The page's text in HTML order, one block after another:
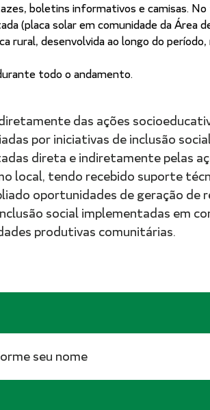
boletins informativos e camisas.
(placa solar em comunidade da Área
rural, desenvolvida ao longo do
todo o andamento.
das ações
por iniciativas de inclusão
direta e indiretamente pelas
local, tendo recebido suporte
oportunidades de geração de
social implementadas em
produtivas comunitárias.